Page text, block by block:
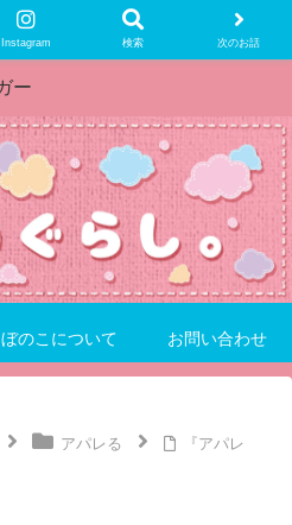
Instagram 検索 次のお話
ぼのこについて お問い合わせ
アパレる
『アパレ